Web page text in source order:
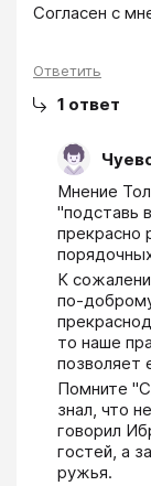
Согласен с
Ответить
1 ответ
Мнение
"подставь
прекрасно
К
по-
то наше
позволяет
Помните
знал, что
говорил
гостей, а
ружья.